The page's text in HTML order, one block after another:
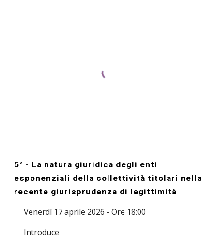
5° - La natura giuridica degli enti
esponenziali della collettività titolari nella
recente giurisprudenza di legittimità
Venerdì 17aprile 2026 - Ore 18:00
Introduce